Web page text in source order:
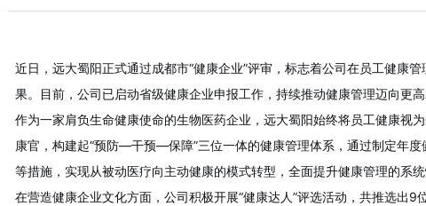
近日，远大蜀阳正式通过成都市“健康企业”评审，标志着公司在员工健康
果。目前，公司已启动省级健康企业申报工作，持续推动健康管理迈向更高
作为一家肩负生命健康使命的生物医药企业，远大蜀阳始终将员工健康视为
康官 ，构建起“预防—干预—保障”三位一体的健康管理体系，通过制定年
等措施，实现从被动医疗向主动健康的模式转型，全面提升健康管理的系统
在营造健康企业文化方面，公司积极开展“健康达人”评选活动，共推选出9